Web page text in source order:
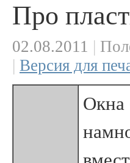
Про
02.08.2011 |
| Версия для
Окна